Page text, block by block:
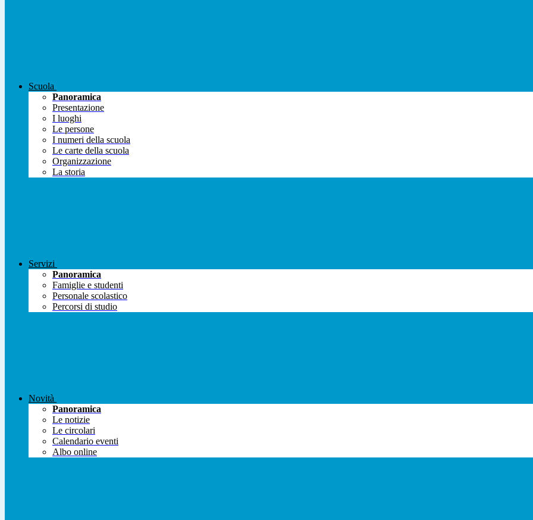
Scuola
Panoramica
Presentazione
I luoghi
Le persone
I numeri della scuola
Le carte della scuola
Organizzazione
La storia
Servizi
Panoramica
Famiglie e studenti
Personale scolastico
Percorsi di studio
Novità
Panoramica
Le notizie
Le circolari
Calendario eventi
Albo online